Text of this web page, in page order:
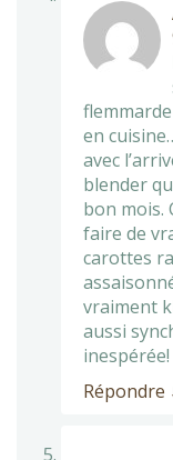
en
avec
blender
bon mois.
faire de
carottes
vraiment
aussi
inespérée!
Répondre